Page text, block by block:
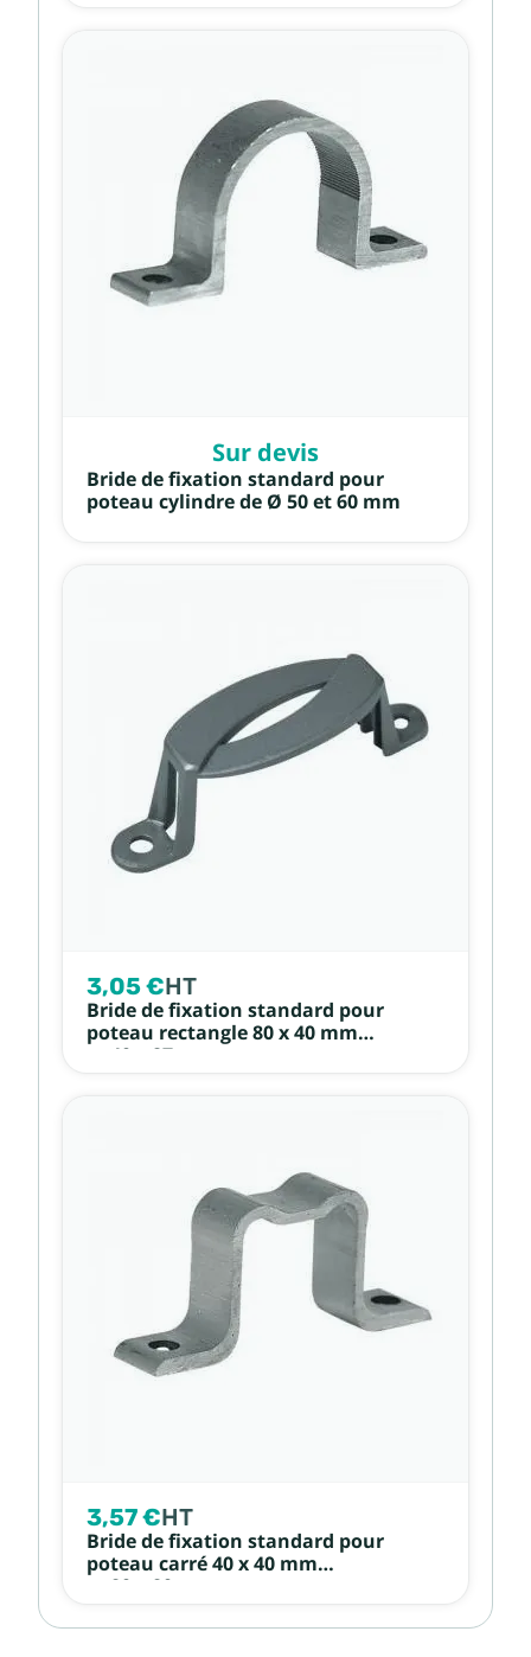
Sur devis
Bride de fixation standard pour
poteau cylindre de Ø 50 et 60 mm
3,05 €HT
Bride de fixation standard pour
poteau rectangle 80 x 40 mm
et 40 x 27 mm
3,57 €HT
Bride de fixation standard pour
poteau carré 40 x 40 mm
et 80 x 80 mm